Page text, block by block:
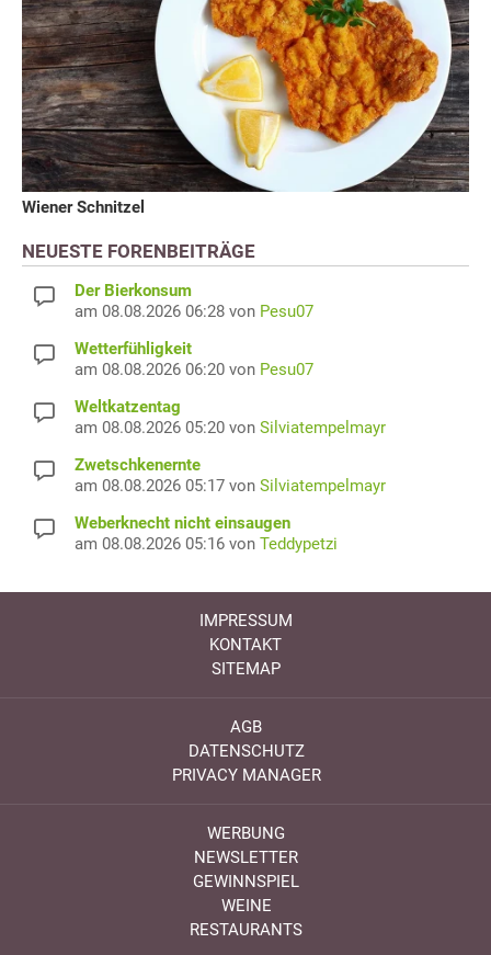
Wiener Schnitzel
NEUESTE FORENBEITRÄGE
Der Bierkonsum
am 08.08.2026 06:28 von Pesu07
Wetterfühligkeit
am 08.08.2026 06:20 von Pesu07
Weltkatzentag
am 08.08.2026 05:20 von Silviatempelmayr
Zwetschkenernte
am 08.08.2026 05:17 von Silviatempelmayr
Weberknecht nicht einsaugen
am 08.08.2026 05:16 von Teddypetzi
IMPRESSUM
KONTAKT
SITEMAP
AGB
DATENSCHUTZ
PRIVACY MANAGER
WERBUNG
NEWSLETTER
GEWINNSPIEL
WEINE
RESTAURANTS